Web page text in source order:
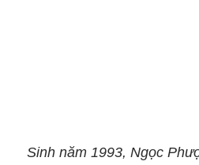
Sinh năm 1993, Ngọc